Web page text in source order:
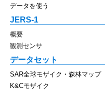
データを使う
JERS-1
概要
観測センサ
データセット
SAR全球モザイク・森林マップ
K&Cモザイク